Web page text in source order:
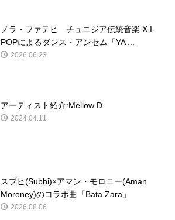
ノラ・ファテヒ チュニジア伝統音楽 X I-
POPによるダンス・アンセム「YA ...
2026.06.23
アーティスト紹介:Mellow D
2024.04.11
スブヒ(Subhi)×アマン・モロニー(Aman
Moroney)のコラボ曲「Bata Zara」
2026.08.06